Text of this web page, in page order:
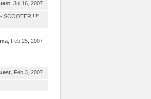
, Jul 16, 2007
SCOOTER !!!''
, Feb 25, 2007
, Feb 3, 2007